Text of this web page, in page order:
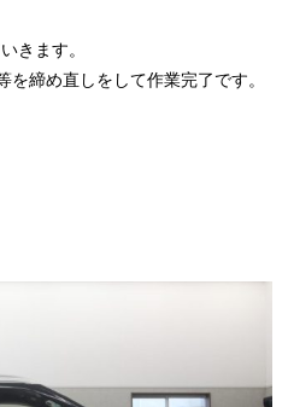
きます。
を締め直しをして作業完了です。